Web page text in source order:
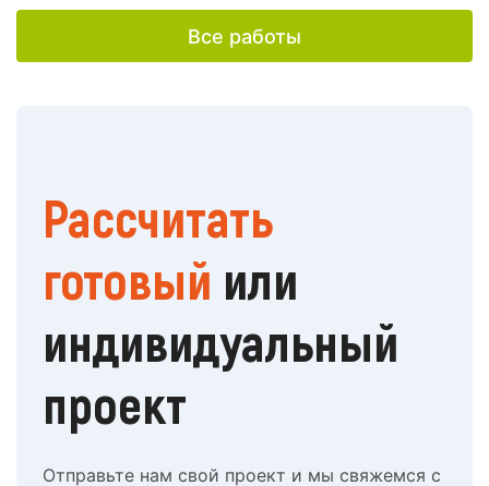
Все работы
Рассчитать
готовый или
индивидуальный
проект
Отправьте нам свой проект и мы свяжемся с